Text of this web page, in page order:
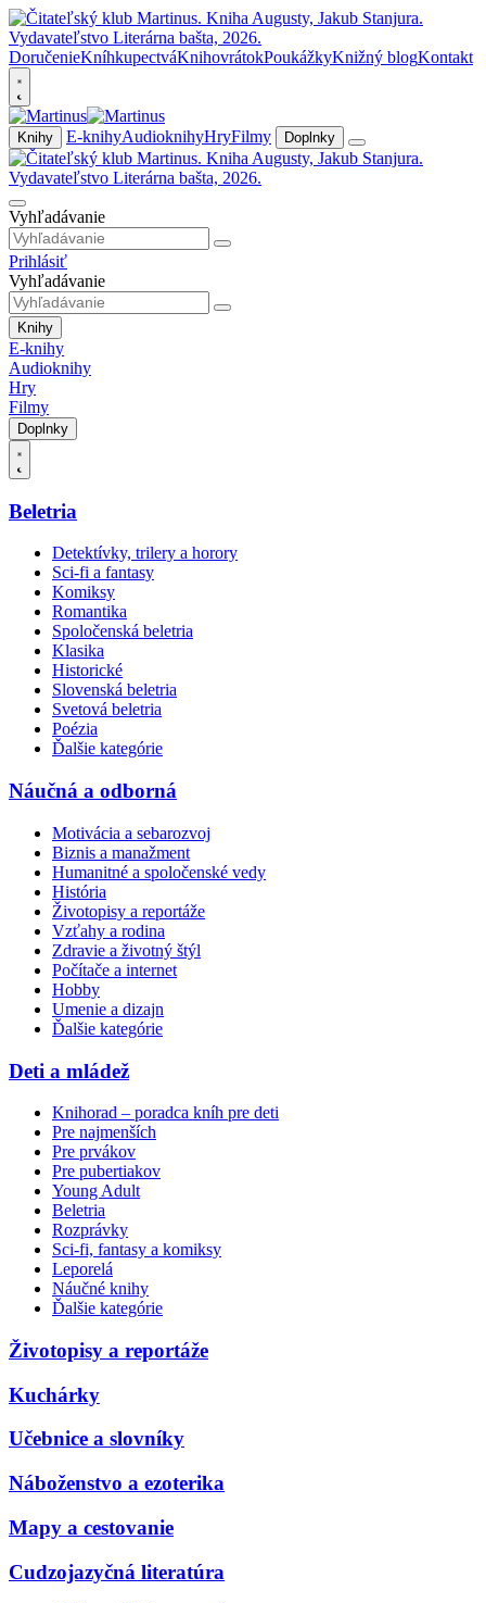
DoručenieKníhkupectváKnihovrátokPoukážkyKnižný blogKontakt
Knihy E-knihyAudioknihyHryFilmy Doplnky
Vyhľadávanie
Prihlásiť
Vyhľadávanie
Knihy
E-knihy
Audioknihy
Hry
Filmy
Doplnky
Beletria
Detektívky, trilery a horory
Sci-fi a fantasy
Komiksy
Romantika
Spoločenská beletria
Klasika
Historické
Slovenská beletria
Svetová beletria
Poézia
Ďalšie kategórie
Náučná a odborná
Motivácia a sebarozvoj
Biznis a manažment
Humanitné a spoločenské vedy
História
Životopisy a reportáže
Vzťahy a rodina
Zdravie a životný štýl
Počítače a internet
Hobby
Umenie a dizajn
Ďalšie kategórie
Deti a mládež
Knihorad – poradca kníh pre deti
Pre najmenších
Pre prvákov
Pre pubertiakov
Young Adult
Beletria
Rozprávky
Sci-fi, fantasy a komiksy
Leporelá
Náučné knihy
Ďalšie kategórie
Životopisy a reportáže
Kuchárky
Učebnice a slovníky
Náboženstvo a ezoterika
Mapy a cestovanie
Cudzojazyčná literatúra